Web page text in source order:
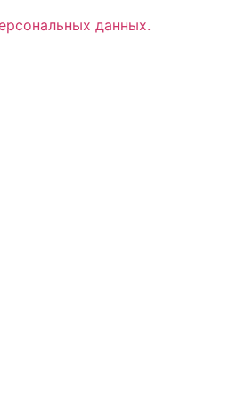
данных.